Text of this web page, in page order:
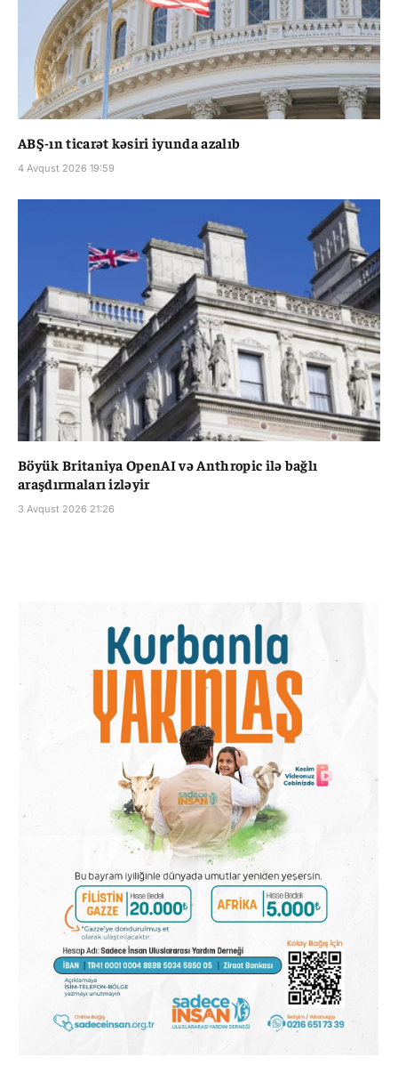
ABŞ-ın ticarət kəsiri iyunda azalıb
4 Avqust 2026 19:59
Böyük Britaniya OpenAI və Anthropic ilə bağlı
araşdırmaları izləyir
3 Avqust 2026 21:26